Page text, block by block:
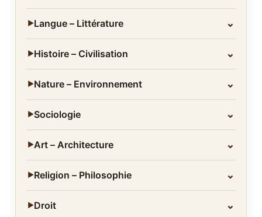
▶Langue – Littérature ⌄
▶Histoire – Civilisation ⌄
▶Nature – Environnement ⌄
▶Sociologie ⌄
▶Art – Architecture ⌄
▶Religion – Philosophie ⌄
▶Droit ⌄